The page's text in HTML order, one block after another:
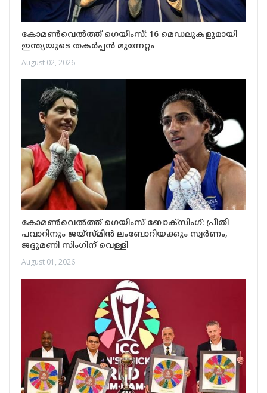
കോമൺവെൽത്ത് ഗെയിംസ്: 16 മെഡലുകളുമായി
ഇന്ത്യയുടെ തകർപ്പൻ മുന്നേറ്റം
August 02, 2026
കോമൺവെൽത്ത് ഗെയിംസ് ബോക്‌സിംഗ്: പ്രീതി
പവാറിനും ജയ്‌സ്മിൻ ലംബോറിയക്കും സ്വർണം,
ജദ്ദുമണി സിംഗിന് വെള്ളി
August 01, 2026